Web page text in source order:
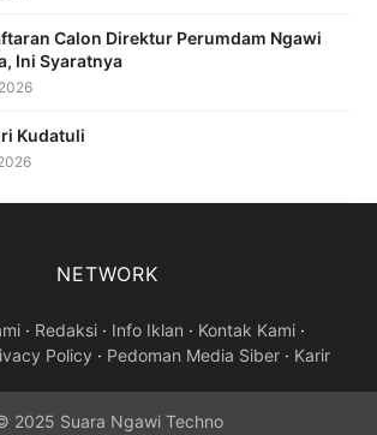
Calon Direktur Perumdam Ngawi
Ini Syaratnya
Kudatuli
NETWORK
· Redaksi· Info Iklan · Kontak Kami·
Policy · Pedoman Media Siber· Karir
2025 Suara Ngawi Techno